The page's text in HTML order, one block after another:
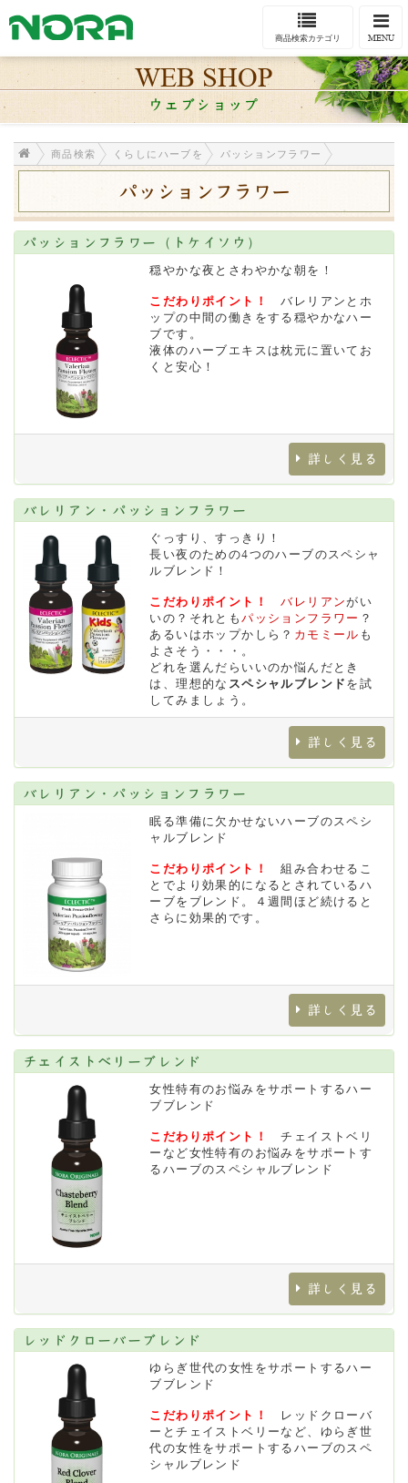
MENU
商品検索カテゴリ
WEB SHOP
ウェブショップ
商品検索 くらしにハーブを パッションフラワー
パッションフラワー
パッションフラワー（トケイソウ）
穏やかな夜とさわやかな朝を！
こだわりポイント！
バレリアンとホ
ップの中間の働きをする穏やかなハー
ブです。
液体のハーブエキスは枕元に置いてお
くと安心！
詳しく見る
バレリアン・パッションフラワー
ぐっすり、すっきり！
長い夜のための4つのハーブのスペシャ
ルブレンド！
こだわりポイント！ バレリアンがい
いの？それともパッションフラワー ？
あるいはホップかしら？ カモミール も
よさそう・・・。
どれを選んだらいいのか悩んだとき
は、理想的な スペシャルブレンドを試
してみましょう。
詳しく見る
バレリアン・パッションフラワー
眠る準備に欠かせないハーブのスペシ
ャルブレンド
こだわりポイント！
組み合わせるこ
とでより効果的になるとされているハ
ーブをブレンド。４週間ほど続けると
さらに効果的です。
詳しく見る
チェイストベリーブレンド
女性特有のお悩みをサポートするハー
ブブレンド
こだわりポイント！
チェイストベリ
ーなど女性特有のお悩みをサポートす
るハーブのスペシャルブレンド
詳しく見る
レッドクローバーブレンド
ゆらぎ世代の女性をサポートするハー
ブブレンド
こだわりポイント！
レッドクローバ
ーとチェイストベリーなど、ゆらぎ世
代の女性をサポートするハーブのスペ
シャルブレンド